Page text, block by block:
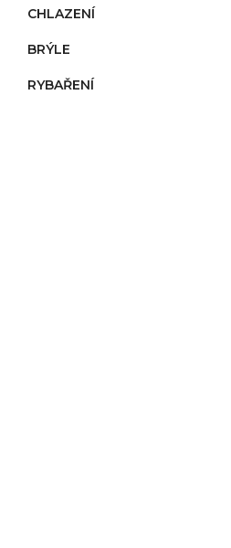
CHLAZENÍ
BRÝLE
RYBAŘENÍ